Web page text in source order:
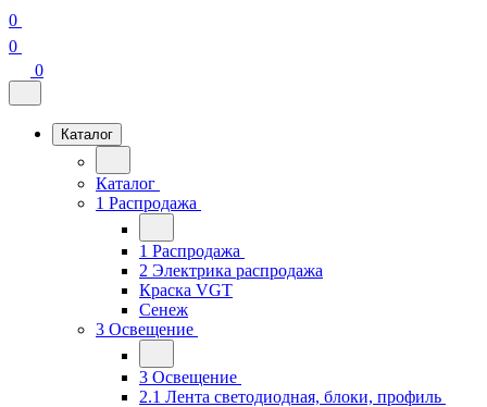
0
0
0
Каталог
Каталог
1 Распродажа
1 Распродажа
2 Электрика распродажа
Краска VGT
Сенеж
3 Освещение
3 Освещение
2.1 Лента светодиодная, блоки, профиль